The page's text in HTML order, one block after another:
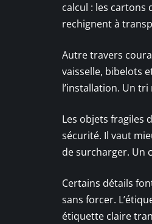
calcul : les cartons
rechignent à
Autre travers
vaisselle, bibelots
l’installation. Un
Les objets fragiles
sécurité. Il vaut
de surcharger. Un
Certains détails
sans forcer.
étiquette claire